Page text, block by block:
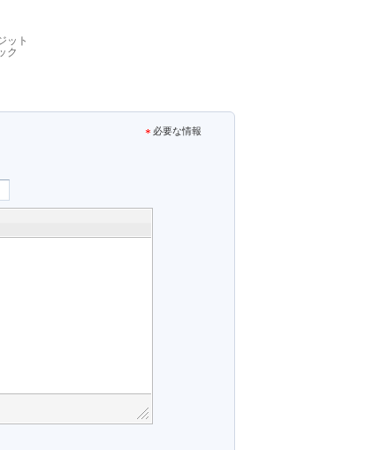
ット
ク
必要な情報